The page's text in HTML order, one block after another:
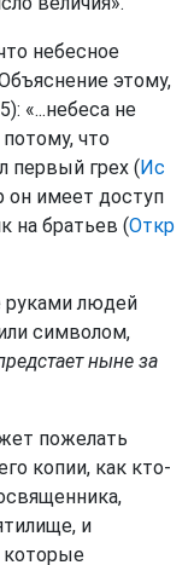
небесное
этому,
«...небеса не
что
первый грех (Ис
он имеет доступ
на братьев (Откр
руками людей
символом,
ныне за
пожелать
копии, как кто-
и
которые